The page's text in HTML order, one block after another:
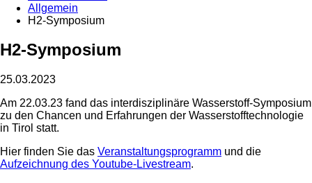
Allgemein
H2-Symposium
H2-Symposium
25.03.2023
Am 22.03.23 fand das interdisziplinäre Wasserstoff-Symposium
zu den Chancen und Erfahrungen der Wasserstofftechnologie
in Tirol statt.
Hier finden Sie das Veranstaltungsprogramm und die
Aufzeichnung des Youtube-Livestream.